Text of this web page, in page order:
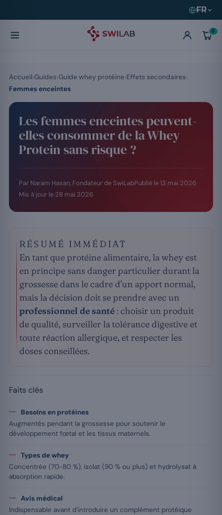
FR
0
Les femmes enceintes peuvent-
elles consommer de la Whey
Protein sans risque ?
Par Naram Hasan, Fondateur de SwiLabPublié le 13 mai 2026
Mis à jour le 28 mai 2026
RÉSUMÉ IMMÉDIAT
En tant que protéine alimentaire, la whey est
en principe sans danger particulier durant la
grossesse dans le cadre d’un apport normal,
mais la décision doit se prendre avec un
professionnel de santé : choisir un produit
de qualité, surveiller la tolérance digestive et
toute réaction allergique, et respecter les
doses conseillées.
Faits clés
Besoins en protéines
Augmentés pendant la grossesse pour soutenir le
développement fœtal et les tissus maternels.
Types de whey
Concentrée (70-80 %), isolat (90 % ou plus) et hydrolysat à
absorption rapide.
Avis médical
Indispensable avant d’introduire un complément protéique
Accueil Guides Guide whey protéine Effets secondaires
Femmes enceintes